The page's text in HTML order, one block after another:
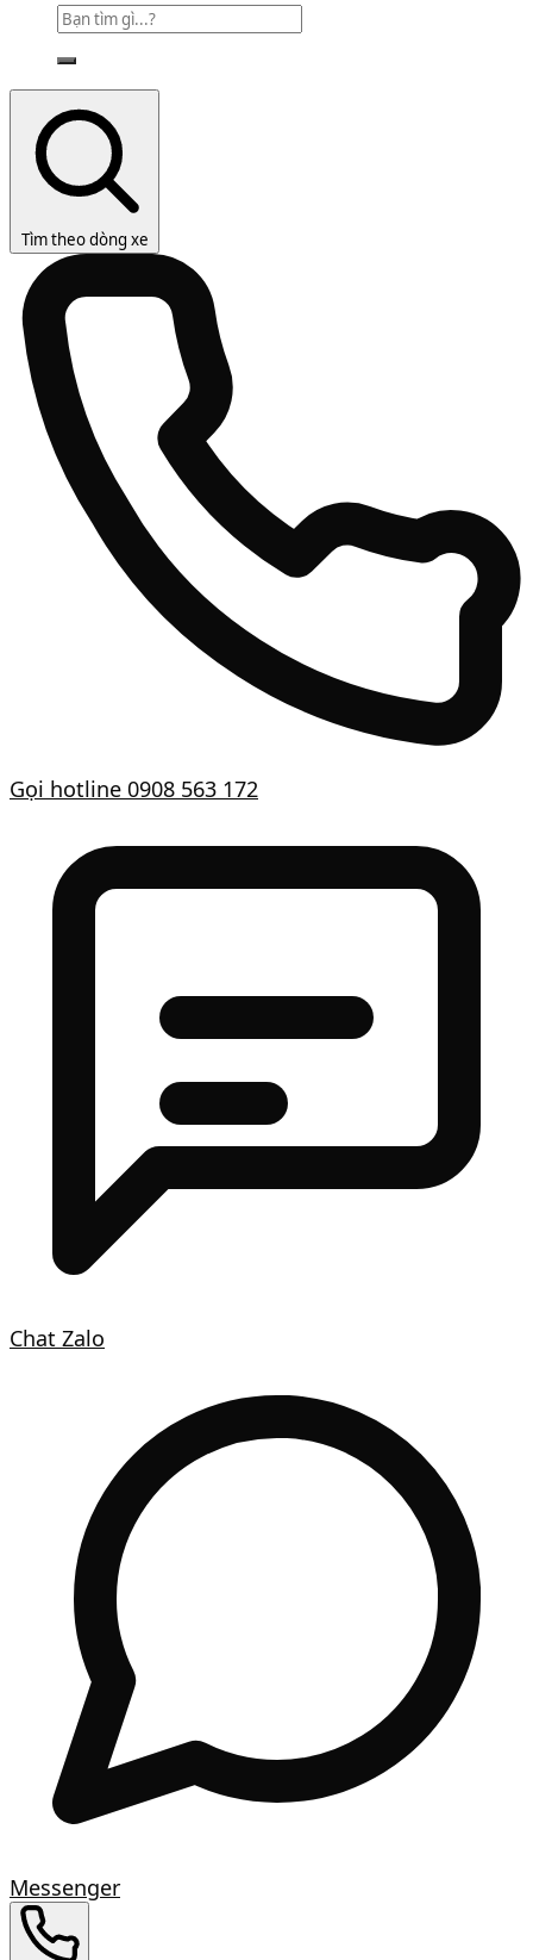
Tìm theo dòng xe
Gọi hotline 0908 563 172
Chat Zalo
Messenger